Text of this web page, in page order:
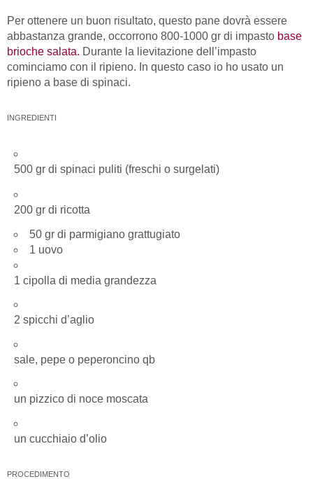
Per ottenere un buon risultato, questo pane dovrà essere
abbastanza grande, occorrono 800-1000 gr di impasto base
brioche salata. Durante la lievitazione dell’impasto
cominciamo con il ripieno. In questo caso io ho usato un
ripieno a base di spinaci.
INGREDIENTI
500 gr di spinaci puliti (freschi o surgelati)
gr di ricotta
50 gr di parmigiano grattugiato
1 uovo
cipolla di media grandezza
spicchi d’aglio
pepe o peperoncino qb
pizzico di noce moscata
cucchiaio d’olio
PROCEDIMENTO